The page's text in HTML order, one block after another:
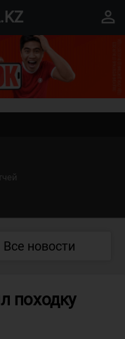
perm_identity
Все новости
походку